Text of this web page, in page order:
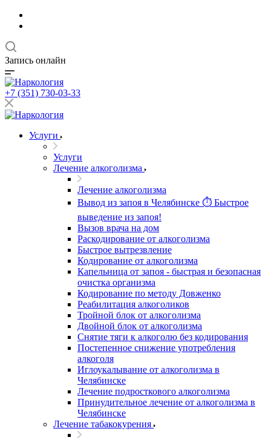
Запись онлайн
+7 (351) 730-03-33
Услуги
Услуги
Лечение алкоголизма
Лечение алкоголизма
Вывод из запоя в Челябинске ⏱ Быстрое
выведение из запоя!
Вызов врача на дом
Раскодирование от алкоголизма
Быстрое вытрезвление
Кодирование от алкоголизма
Капельница от запоя - быстрая и безопасная
очистка организма
Кодирование по методу Довженко
Реабилитация алкоголиков
Тройной блок от алкоголизма
Двойной блок от алкоголизма
Снятие тяги к алкоголю без кодирования
Постепенное снижение употребления
алкоголя
Иглоукалывание от алкоголизма в
Челябинске
Лечение подросткового алкоголизма
Принудительное лечение от алкоголизма в
Челябинске
Лечение табакокурения